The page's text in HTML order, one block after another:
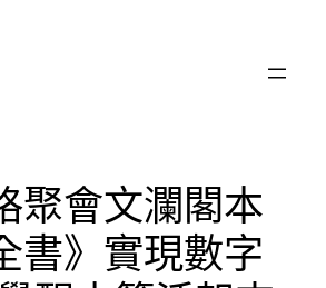
聚會文瀾閣本
書》實現數字